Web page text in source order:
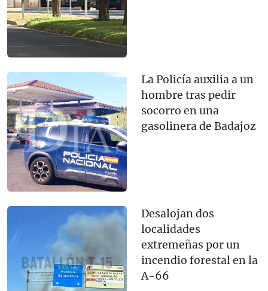
La Policía auxilia a un
hombre tras pedir
socorro en una
gasolinera de Badajoz
Desalojan dos
localidades
extremeñas por un
incendio forestal en la
A-66